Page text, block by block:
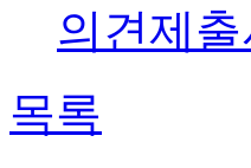
의견제
목록